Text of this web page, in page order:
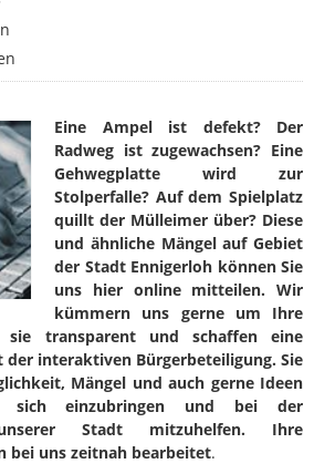
Eine Ampel ist defekt? Der
Radweg ist zugewachsen? Eine
Gehwegplatte wird zur
Stolperfalle? Auf dem Spielplatz
quillt der Mülleimer über? Diese
und ähnliche Mängel auf Gebiet
der Stadt Ennigerloh können Sie
uns hier online mitteilen. Wir
kümmern uns gerne um Ihre
sie transparent und schaffen eine
interaktiven Bürgerbeteiligung. Sie
Mängel und auch gerne Ideen
einzubringen und bei der
Stadt mitzuhelfen. Ihre
bei uns zeitnah bearbeitet.